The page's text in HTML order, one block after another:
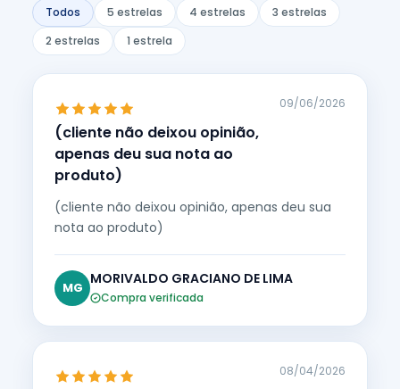
Todos 5 estrelas 4 estrelas
3 estrelas
2 estrelas
1 estrela
(cliente não deixou opinião,
apenas deu sua nota ao
produto)
09/06/2026
(cliente não deixou opinião, apenas deu sua
nota ao produto)
MG
MORIVALDO GRACIANO DE LIMA
Compra verificada
08/04/2026